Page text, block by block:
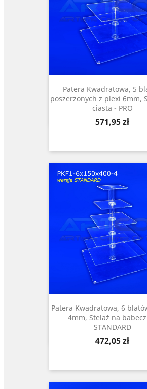
Patera Kwadratowa, 5
poszerzonych z plexi 6mm,
ciasta - PRO
Cena
571,95 zł
Patera Kwadratowa, 6
4mm, Stelaż na
STANDARD
Cena
472,05 zł